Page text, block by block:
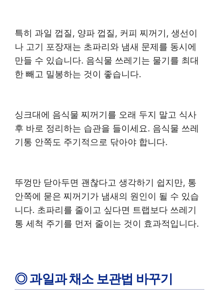
특히 과일 껍질, 양파 껍질, 커피 찌꺼기, 생선이
나 고기 포장재는 초파리와 냄새 문제를 동시에
만들 수 있습니다. 음식물 쓰레기는 물기를 최대
한 빼고 밀봉하는 것이 좋습니다.
싱크대에 음식물 찌꺼기를 오래 두지 말고 식사
후 바로 정리하는 습관을 들이세요. 음식물 쓰레
기통 안쪽도 주기적으로 닦아야 합니다.
뚜껑만 닫아두면 괜찮다고 생각하기 쉽지만, 통
안쪽에 묻은 찌꺼기가 냄새의 원인이 될 수 있습
니다. 초파리를 줄이고 싶다면 트랩보다 쓰레기
통 세척 주기를 먼저 줄이는 것이 효과적입니다.
◎ 과일과 채소 보관법 바꾸기